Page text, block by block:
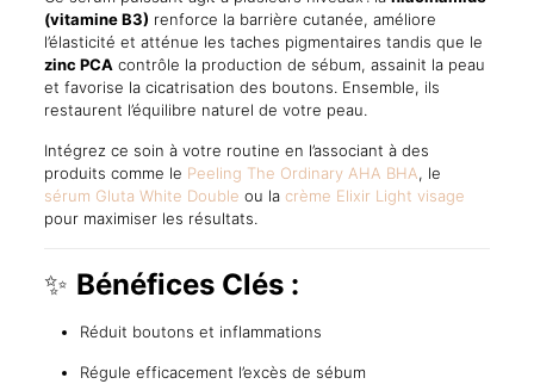
(vitamine B3) renforce la barrière cutanée, améliore
l’élasticité et atténue les taches pigmentaires tandis que le
zinc PCA contrôle la production de sébum, assainit la peau
et favorise la cicatrisation des boutons. Ensemble, ils
restaurent l’équilibre naturel de votre peau.
Intégrez ce soin à votre routine en l’associant à des
produits comme le Peeling The Ordinary AHA BHA, le
sérum Gluta White Double ou la crème Elixir Light visage
pour maximiser les résultats.
✨ Bénéfices Clés :
Réduit boutons et inflammations
Régule efficacement l’excès de sébum